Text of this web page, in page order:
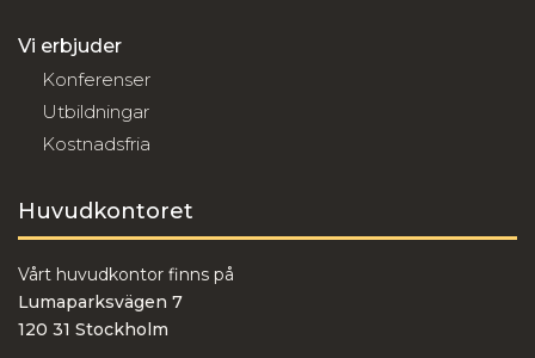
Vi erbjuder
Konferenser
Utbildningar
Kostnadsfria
Huvudkontoret
Vårt huvudkontor finns på
Lumaparksvägen 7
120 31 Stockholm